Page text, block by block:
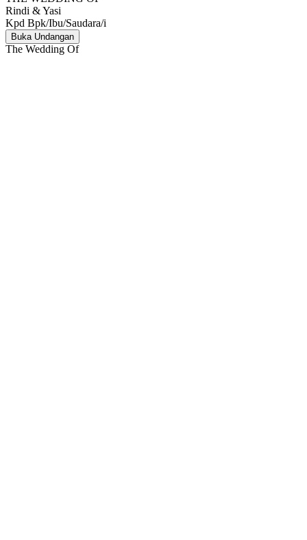
Rindi & Yasi
Kpd Bpk/Ibu/Saudara/i
Buka Undangan
The Wedding Of